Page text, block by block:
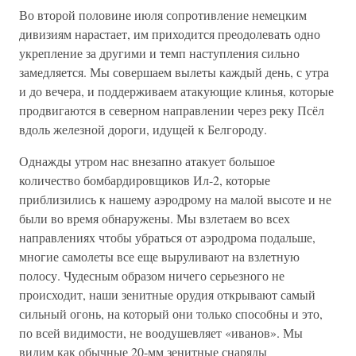
Во второй половине июля сопротивление немецким
дивизиям нарастает, им приходится преодолевать одно
укрепление за другими и темп наступления сильно
замедляется. Мы совершаем вылеты каждый день, с утра
и до вечера, и поддерживаем атакующие клинья, которые
продвигаются в северном направлении через реку Псёл
вдоль железной дороги, идущей к Белгороду.
Однажды утром нас внезапно атакует большое
количество бомбардировщиков Ил-2, которые
приблизились к нашему аэродрому на малой высоте и не
были во время обнаружены. Мы взлетаем во всех
направлениях чтобы убраться от аэродрома подальше,
многие самолеты все еще выруливают на взлетную
полосу. Чудесным образом ничего серьезного не
происходит, наши зенитные орудия открывают самый
сильный огонь, на который они только способны и это,
по всей видимости, не воодушевляет «иванов». Мы
видим как обычные 20-мм зенитные снаряды